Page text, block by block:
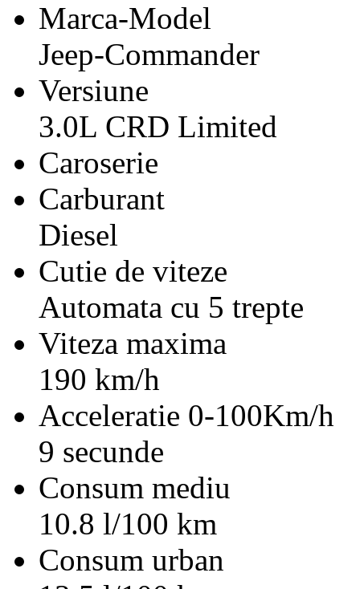
Marca-Model
Jeep-Commander
Versiune
3.0L CRD Limited
Caroserie
Carburant
Diesel
Cutie de viteze
Automata cu 5 trepte
Viteza maxima
190 km/h
Acceleratie 0-100Km/h
9 secunde
Consum mediu
10.8 l/100 km
Consum urban